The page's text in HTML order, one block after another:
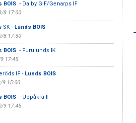
BOIS - Dalby GIF/Genarps IF
8 17:00
SK - Lunds BOIS
8 17:30
BOIS - Furulunds IK
17:45
IF - Lunds BOIS
9 15:00
BOIS - Uppåkra IF
9 17:45